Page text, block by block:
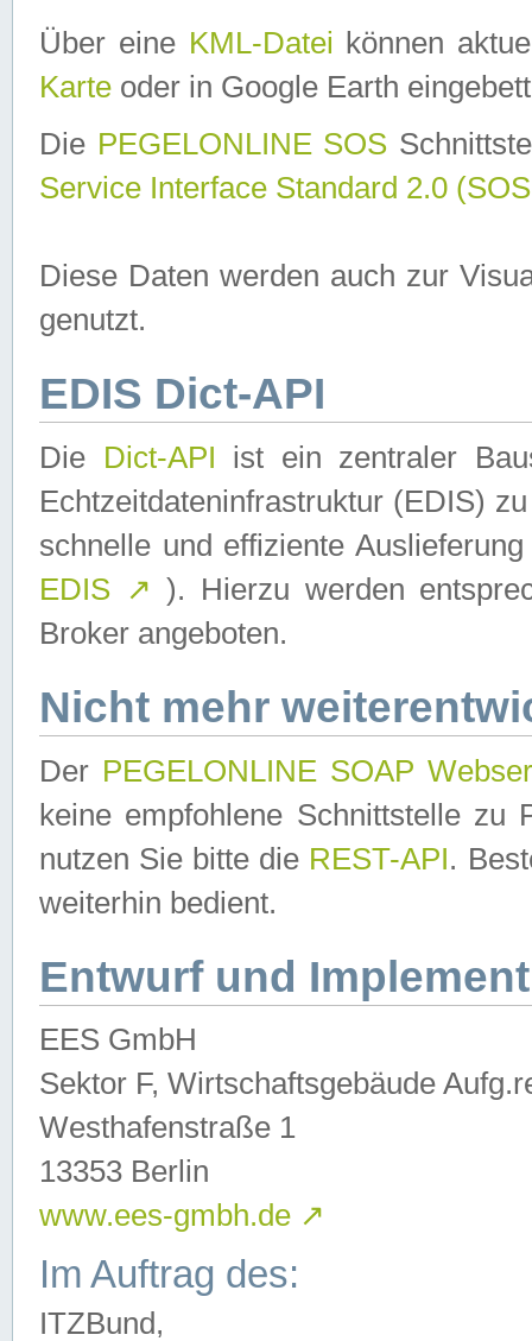
Über eine KML-Datei können
Karte oder in Google Earth
Die PEGELONLINE SOS
Service Interface Standard 2.0
Diese Daten werden auch zur
genutzt.
EDIS Dict-API
Die Dict-API ist ein zentraler
Echtzeitdateninfrastruktur (EDIS)
schnelle und effiziente
EDIS ↗ ). Hierzu werden
Broker angeboten.
Nicht mehr
Der PEGELONLINE SOAP
keine empfohlene Schnittstelle zu
nutzen Sie bitte die REST-API.
weiterhin bedient.
Entwurf und
EES GmbH
Sektor F, Wirtschaftsgebäude
Westhafenstraße 1
13353 Berlin
www.ees-gmbh.de ↗
Im Auftrag des:
ITZBund,